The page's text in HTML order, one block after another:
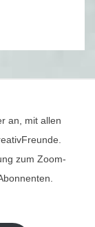
an, mit allen
zum Zoom-